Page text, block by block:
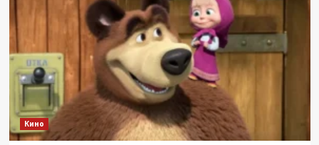
Кино